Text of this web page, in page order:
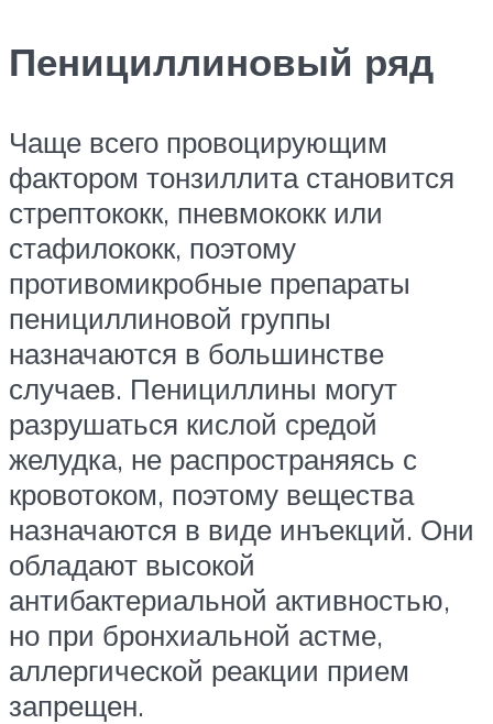
Пенициллиновый ряд
Чаще всего провоцирующим
фактором тонзиллита становится
стрептококк, пневмококк или
стафилококк, поэтому
противомикробные препараты
пенициллиновой группы
назначаются в большинстве
случаев. Пенициллины могут
разрушаться кислой средой
желудка, не распространяясь с
кровотоком, поэтому вещества
назначаются в виде инъекций. Они
обладают высокой
антибактериальной активностью,
но при бронхиальной астме,
аллергической реакции прием
запрещен.